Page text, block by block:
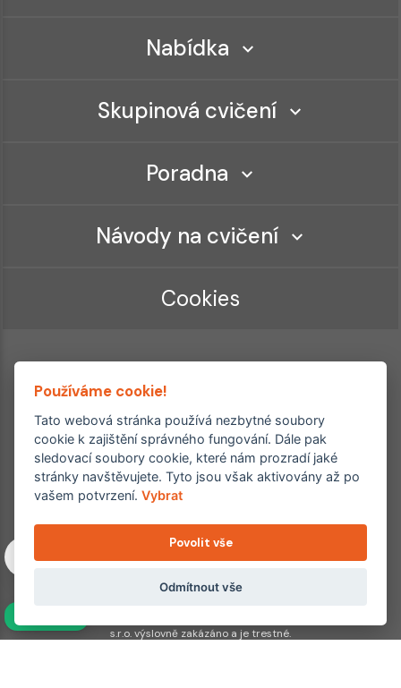
Nabídka
Skupinová cvičení
Poradna
Návody na cvičení
Cookies
Ordinace roku
Rehabilitační ordinace
2. místo – 2017/2019
Copyright © 2011–2026 FYZIOklinika s.r.o.
Machkova 1642/2, Praha 4, Jižní Město – Chodov
Všechna práva vyhrazena. Jakékoliv užití obsahu či jeho částí
s.r.o. výslovně zakázáno a je trestné.
Používáme cookie!
Tato webová stránka používá nezbytné soubory
cookie k zajištění správného fungování. Dále pak
sledovací soubory cookie, které nám prozradí jaké
stránky navštěvujete. Tyto jsou však aktivovány až po
vašem potvrzení.Vybrat
Povolit vše
Odmítnout vše